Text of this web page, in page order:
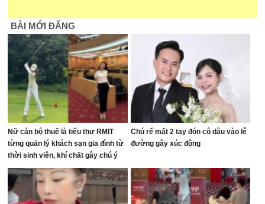
BÀI MỚI ĐĂNG
Nữ cán bộ thuế là tiểu thư RMIT
từng quản lý khách sạn gia đình từ
thời sinh viên, khí chất gây chú ý
trên sân golf
Chú rể mất 2 tay đón cô dâu vào lễ
đường gây xúc động